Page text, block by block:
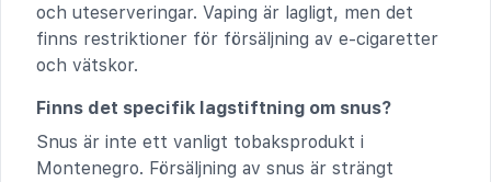
och uteserveringar. Vaping är lagligt, men det
finns restriktioner för försäljning av e-cigaretter
och vätskor.
Finns det specifik lagstiftning om snus?
Snus är inte ett vanligt tobaksprodukt i
Montenegro. Försäljning av snus är strängt